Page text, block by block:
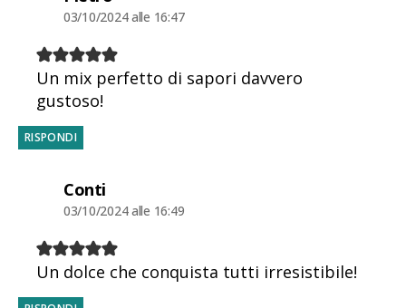
03/10/2024 alle 16:47
Un mix perfetto di sapori davvero
gustoso!
RISPONDI
Contidice:
03/10/2024 alle 16:49
Un dolce che conquista tutti irresistibile!